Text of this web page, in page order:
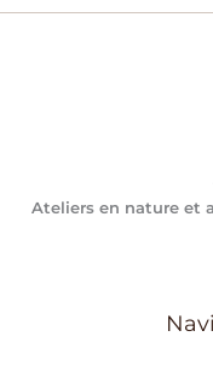
Ateliers en nature et